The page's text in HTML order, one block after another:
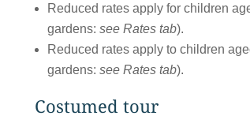
Reduced rates apply for children
gardens: see Rates tab).
Reduced rates apply to children
gardens: see Rates tab).
Costumed tour